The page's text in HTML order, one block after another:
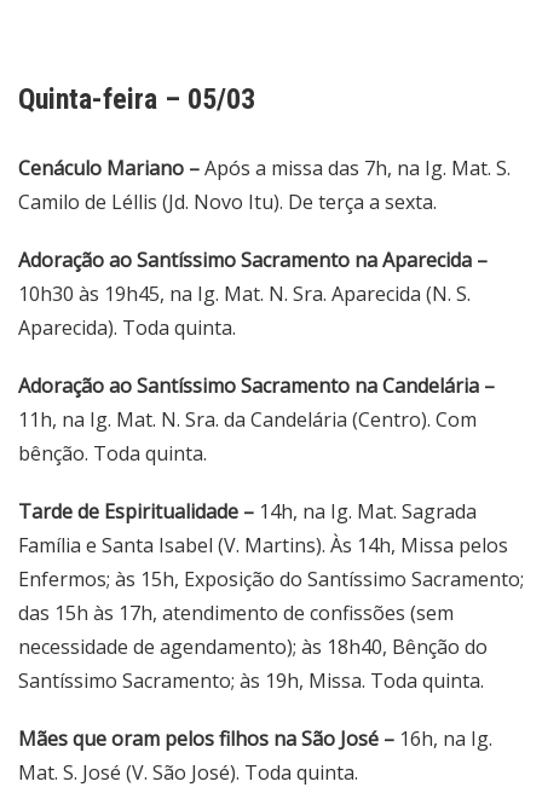
Quinta-feira – 05/03
Cenáculo Mariano –Após a missa das 7h, na Ig. Mat. S.
Camilo de Léllis (Jd. Novo Itu). De terça a sexta.
Adoração ao Santíssimo Sacramento na Aparecida –
10h30 às 19h45, na Ig. Mat. N. Sra. Aparecida (N. S.
Aparecida). Toda quinta.
Adoração ao Santíssimo Sacramento na Candelária –
11h, na Ig. Mat. N. Sra. da Candelária (Centro). Com
bênção. Toda quinta.
Tarde de Espiritualidade – 14h, na Ig. Mat. Sagrada
Família e Santa Isabel (V. Martins). Às 14h, Missa pelos
Enfermos; às 15h, Exposição do Santíssimo Sacramento;
das 15h às 17h, atendimento de confissões (sem
necessidade de agendamento); às 18h40, Bênção do
Santíssimo Sacramento; às 19h, Missa. Toda quinta.
Mães que oram pelos filhos na São José – 16h, na Ig.
Mat. S. José (V. São José). Toda quinta.